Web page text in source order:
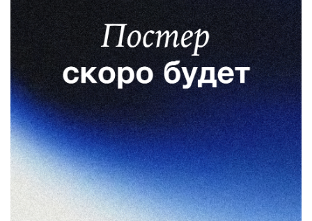
Рецензии
О нас
Авторы